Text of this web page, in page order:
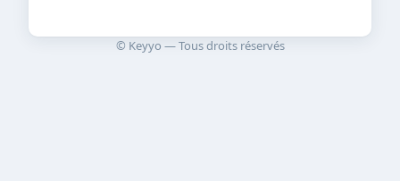
© Keyyo — Tous droits réservés